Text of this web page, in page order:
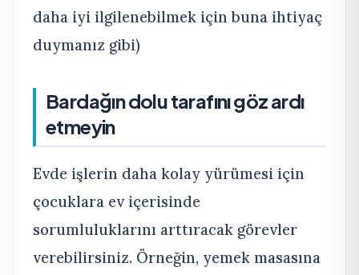
daha iyi ilgilenebilmek için buna ihtiyaç
duymanız gibi)
Bardağın dolu tarafını göz ardı
etmeyin
Evde işlerin daha kolay yürümesi için
çocuklara ev içerisinde
sorumluluklarını arttıracak görevler
verebilirsiniz. Örneğin, yemek masasına